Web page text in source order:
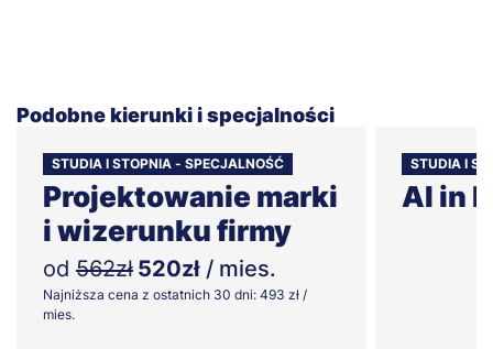
Podobne kierunki i specjalności
STUDIA I STOPNIA - SPECJALNOŚĆ
Projektowanie marki
i wizerunku firmy
od 562zł 520zł / mies.
Najniższa cena z ostatnich 30 dni: 493 zł /
mies.
STUDIA I
AI in